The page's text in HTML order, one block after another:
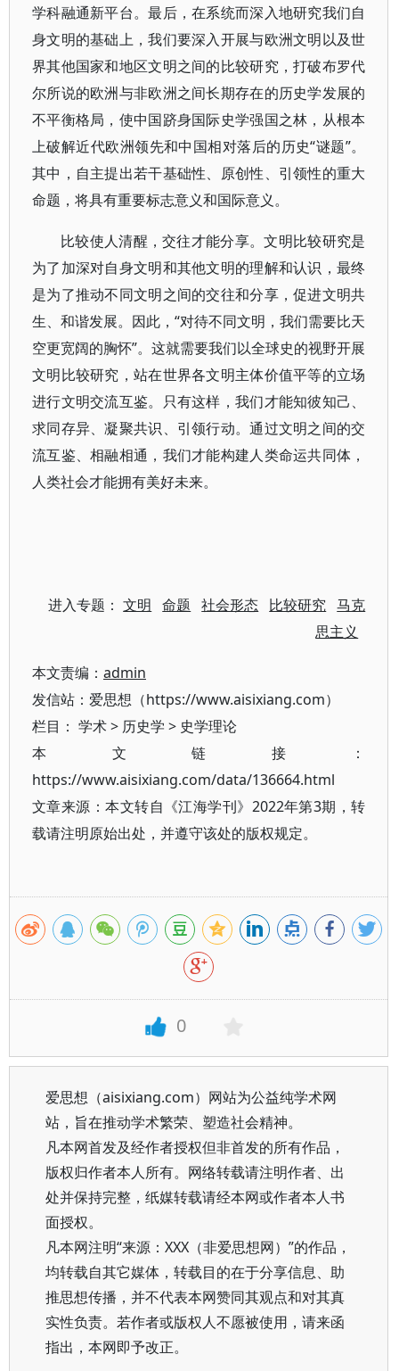
学科融通新平台。最后，在系统而深入地研究我们自
身文明的基础上，我们要深入开展与欧洲文明以及世
界其他国家和地区文明之间的比较研究，打破布罗代
尔所说的欧洲与非欧洲之间长期存在的历史学发展的
不平衡格局，使中国跻身国际史学强国之林，从根本
上破解近代欧洲领先和中国相对落后的历史“谜题”。
其中，自主提出若干基础性、原创性、引领性的重大
命题，将具有重要标志意义和国际意义。
比较使人清醒，交往才能分享。文明比较研究是
为了加深对自身文明和其他文明的理解和认识，最终
是为了推动不同文明之间的交往和分享，促进文明共
生、和谐发展。因此，“对待不同文明，我们需要比天
空更宽阔的胸怀”。这就需要我们以全球史的视野开展
文明比较研究，站在世界各文明主体价值平等的立场
进行文明交流互鉴。只有这样，我们才能知彼知己、
求同存异、凝聚共识、引领行动。通过文明之间的交
流互鉴、相融相通，我们才能构建人类命运共同体，
人类社会才能拥有美好未来。
进入专题：文明 命题 社会形态 比较研究 马克
思主义
本文责编： admin
发信站：爱思想（https://www.aisixiang.com）
栏目： 学术> 历史学 > 史学理论
本文链接：
https://www.aisixiang.com/data/136664.html
文章来源：本文转自《江海学刊》2022年第3期，转
载请注明原始出处，并遵守该处的版权规定。
0
爱思想（aisixiang.com）网站为公益纯学术网
站，旨在推动学术繁荣、塑造社会精神。
凡本网首发及经作者授权但非首发的所有作品，
版权归作者本人所有。网络转载请注明作者、出
处并保持完整，纸媒转载请经本网或作者本人书
面授权。
凡本网注明“来源：XXX（非爱思想网）”的作品，
均转载自其它媒体，转载目的在于分享信息、助
推思想传播，并不代表本网赞同其观点和对其真
实性负责。若作者或版权人不愿被使用，请来函
指出，本网即予改正。